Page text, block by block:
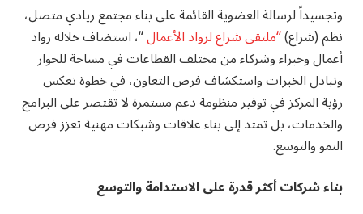
وتجسيداً لرسالة العضوية القائمة على بناء مجتمع ريادي متصل،
نظم (شراع)“ملتقى شراع لرواد الأعمال“، استضاف خلاله رواد
أعمال وخبراء وشركاء من مختلف القطاعات في مساحة للحوار
وتبادل الخبرات واستكشاف فرص التعاون، في خطوة تعكس
رؤية المركز في توفير منظومة دعم مستمرة لا تقتصر على البرامج
والخدمات، بل تمتد إلى بناء علاقات وشبكات مهنية تعزز فرص
النمو والتوسع.
بناء شركات أكثر قدرة على الاستدامة والتوسع